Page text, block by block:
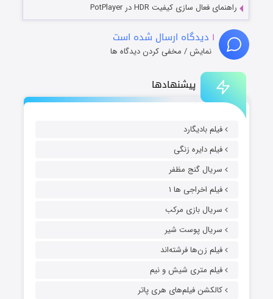
پیشنهادها
فیلم بادیگارد
فیلم دایره زنگی
سریال گنج مظفر
فیلم اخراجی ها ۱
سریال بازی مرکب
سریال پوست شیر
فیلم زن‌ها فرشته‌اند
فیلم متری شیش و نیم
کالکشن فیلم‌های هری پاتر
راهنمای فعال سازی کیفیت HDR در PotPlayer
۱ دیدگاه ارسال شده است
نمایش / مخفی کردن دیدگاه ها